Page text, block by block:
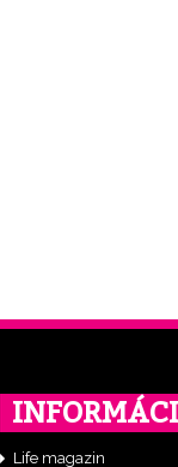
Life magazin